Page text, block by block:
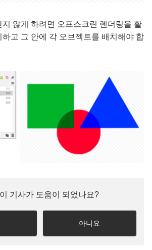
않게 하려면 오프스크린 렌더링을 활
고 그 안에 각 오브젝트를 배치해야 합
이 기사가 도움이 되었나요?
아니요